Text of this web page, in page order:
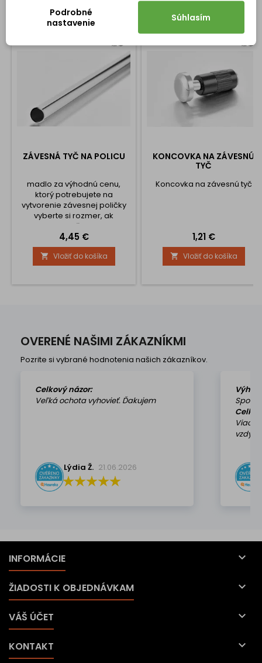
K TOMUTO PRODUKTU ODPORÚČAME <
ZÁVESNÁ TYČ NA POLICU
madlo za výhodnú cenu,
ktorý potrebujete na
vytvorenie závesnej poličky
vyberte si rozmer, ak
potrebujete dlhšiu, spojte dve
alebo viac tyčí a dokúpte si
spojky a úchyty na stenu
nezabudnite na koncovky na
každú tyč minimálne dva
Cena
4,45 €
 Vložiť do košíka
KONCOVKA NA ZÁVESNÚ
TYČ
Koncovka na závesnú tyč
Cena
1,21 €
 Vložiť do košíka
OVERENÉ NAŠIMI ZÁKAZNÍKMI
Pozrite si vybrané hodnotenia našich zákazníkov.
Celkový názor:
Veľká ochota vyhovieť. Ďakujem
Lýdia Ž. 21.06.2026
vzdy k
INFORMÁCIE 
ŽIADOSTI K OBJEDNÁVKAM 
VÁŠ ÚČET 
KONTAKT 
Podrobné
nastavenie
Súhlasím